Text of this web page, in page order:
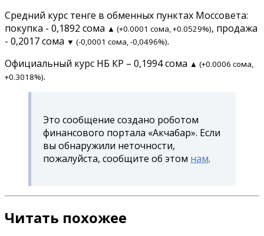
Средний курс тенге в обменных пунктах Моссовета:
покупка - 0,1892 сома ▲ (+0.0001 сома, +0.0529%), продажа
- 0,2017 сома ▼ (-0,0001 сома, -0,0496%).
Официальный курс НБ КР – 0,1994 сома ▲ (+0.0006 сома,
+0.3018%).
Это сообщение создано роботом
финансового портала «Акчабар». Если
вы обнаружили неточности,
пожалуйста, сообщите об этом нам.
Читать похожее